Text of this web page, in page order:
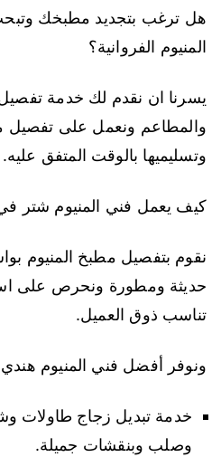
هل ترغب بتجديد مطبخك
المنيوم الفروانية؟
يسرنا ان نقدم لك خدمة تفصيل
والمطاعم ونعمل على
وتسليميها بالوقت المتفق عليه.
كيف يعمل فني المنيوم شتر
نقوم بتفصيل مطبخ المنيوم
حديثة ومطورة ونحرص على
تناسب ذوق العميل.
ونوفر أفضل فني المنيوم
خدمة تبديل زجاج طاولات
وصلب وبنقشات جميلة.